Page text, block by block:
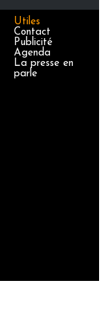
Utiles
Contact
Publicité
Agenda
La presse en
parle